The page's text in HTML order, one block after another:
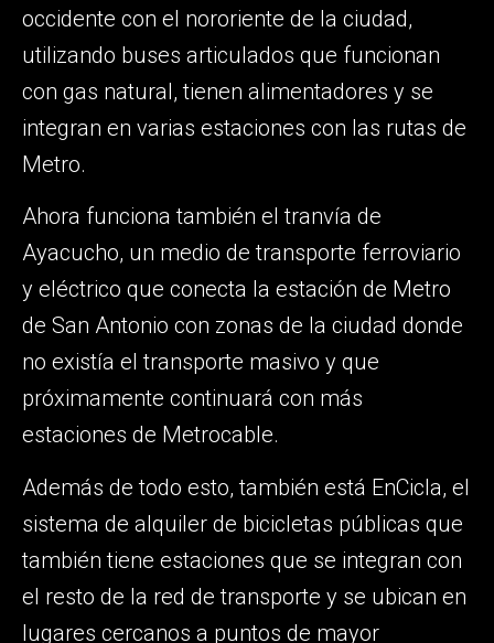
occidente con el nororiente de la ciudad,
utilizando buses articulados que funcionan
con gas natural, tienen alimentadores y se
integran en varias estaciones con las rutas de
Metro.
Ahora funciona también el tranvía de
Ayacucho, un medio de transporte ferroviario
y eléctrico que conecta la estación de Metro
de San Antonio con zonas de la ciudad donde
no existía el transporte masivo y que
próximamente continuará con más
estaciones de Metrocable.
Además de todo esto, también está EnCicla, el
sistema de alquiler de bicicletas públicas que
también tiene estaciones que se integran con
el resto de la red de transporte y se ubican en
lugares cercanos a puntos de mayor